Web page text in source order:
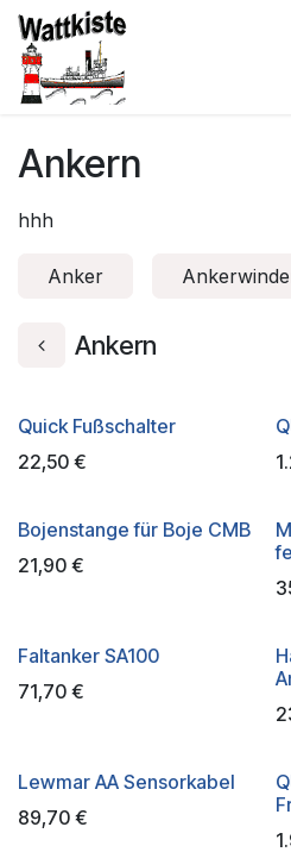
Zum Inhalt springen
Ankern
hhh
Anker
Ankern
Quick Fußschalter
22,50 €
Bojenstange für Boje CMB
21,90 €
Faltanker SA100
71,70 €
Lewmar AA Sensorkabel
89,70 €